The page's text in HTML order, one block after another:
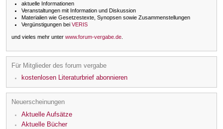
aktuelle Informationen
Veranstaltungen mit Information und Diskussion
Materialien wie Gesetzestexte, Synopsen sowie Zusammenstellungen
Vergünstigungen bei VERIS
und vieles mehr unter www.forum-vergabe.de
Für Mitglieder des forum vergabe
kostenlosen Literaturbrief abonnieren
Neuerscheinungen
Aktuelle Aufsätze
Aktuelle Bücher